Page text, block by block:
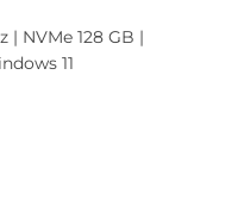
NVMe 128 GB |
11